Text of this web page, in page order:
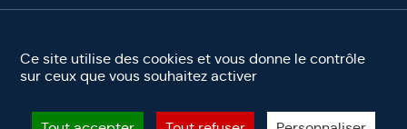
Ce site utilise des cookies et vous donne le contrôle
sur ceux que vous souhaitez activer
youtube
linkedin
facebook
instagram
Mentions légales
©2025 IMT Mines Albi. Tous droits réservés